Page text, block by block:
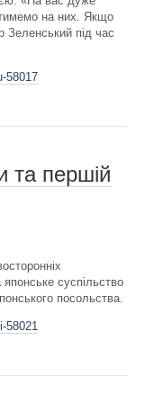
на них. Якщо
Зеленський під час
58017
та першій
суспільство
посольства.
58021